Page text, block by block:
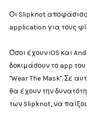
Οι Slipknot
application για τους
Όσοι έχουν iOS και
δοκιμάσουν το app
"Wear The Mask". Σε
θα έχουν την
των Slipknot, να